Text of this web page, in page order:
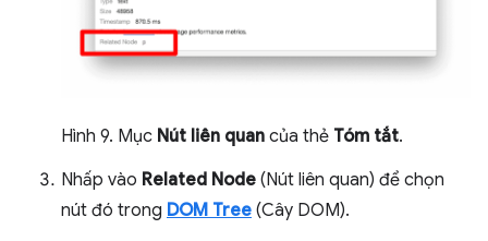
Hình 9. Mục Nút liên quan của thẻ Tóm tắt.
Nhấp vào Related Node (Nút liên quan) để chọn
nút đó trong DOM Tree (Cây DOM).